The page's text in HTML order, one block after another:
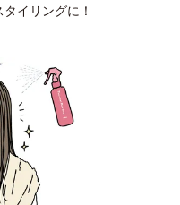
イリングに！